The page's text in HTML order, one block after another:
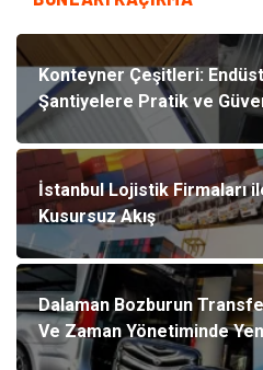
Konteyner Çeşitleri:
Şantiyelere Pratik ve
İstanbul Lojistik Firmaları
Kusursuz Akış
Dalaman Bozburun
Ve Zaman Yönetiminde